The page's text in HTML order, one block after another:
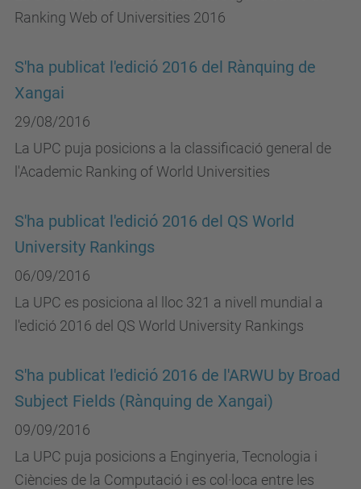
Ranking Web of Universities 2016
S'ha publicat l'edició 2016 del Rànquing de
Xangai
29/08/2016
La UPC puja posicions a la classificació general de
l'Academic Ranking of World Universities
S'ha publicat l'edició 2016 del QS World
University Rankings
06/09/2016
La UPC es posiciona al lloc 321 a nivell mundial a
l'edició 2016 del QS World University Rankings
S'ha publicat l'edició 2016 de l'ARWU by Broad
Subject Fields (Rànquing de Xangai)
09/09/2016
La UPC puja posicions a Enginyeria, Tecnologia i
Ciències de la Computació i es col·loca entre les